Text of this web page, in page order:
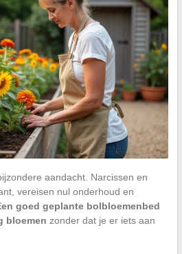
aandacht. Narcissen en
vereisen nul onderhoud en
goed geplante bolbloemenbed
bloemen zonder dat je er iets aan